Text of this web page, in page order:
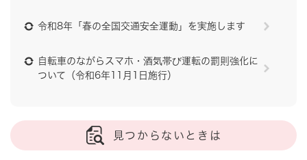
令和8年「春の全国交通安全運動」を実施します
自転車のながらスマホ・酒気帯び運転の罰則強化に
ついて（令和6年11月1日施行）
見つからないときは